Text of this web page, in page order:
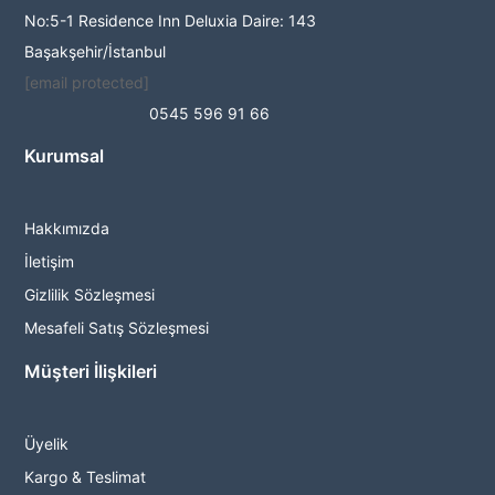
No:5-1 Residence Inn Deluxia Daire: 143
Başakşehir/İstanbul
[email protected]
0545 596 91 66
Kurumsal
Hakkımızda
İletişim
Gizlilik Sözleşmesi
Mesafeli Satış Sözleşmesi
Müşteri İlişkileri
Üyelik
Kargo & Teslimat